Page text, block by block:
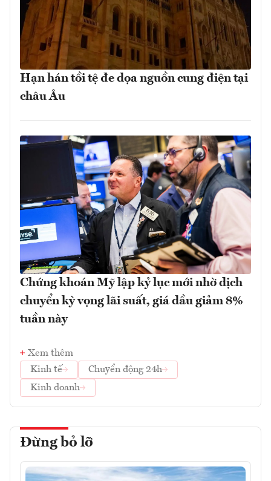
Hạn hán tồi tệ đe dọa nguồn cung điện tại
châu Âu
Chứng khoán Mỹ lập kỷ lục mới nhờ dịch
chuyển kỳ vọng lãi suất, giá dầu giảm 8%
tuần này
Xem thêm
Kinh tế
Chuyển động 24h
Kinh doanh
Đừng bỏ lỡ